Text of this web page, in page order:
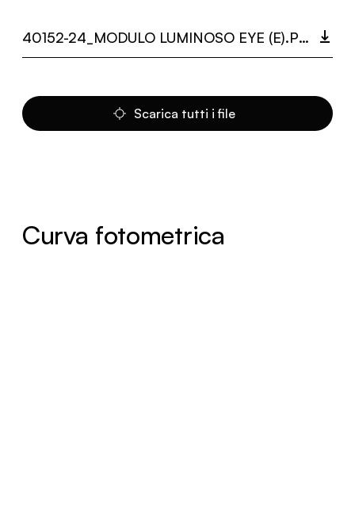
40152-24_MODULO LUMINOSO EYE (E).PDF
Scarica tutti i file
Curva fotometrica